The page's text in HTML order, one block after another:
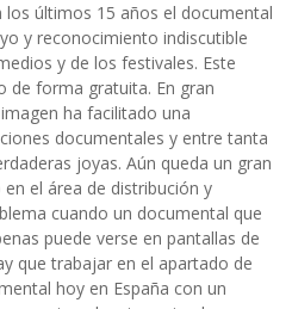
los últimos 15 años el documental
y reconocimiento indiscutible
y de los festivales. Este
de forma gratuita. En gran
ha facilitado una
documentales y entre tanta
joyas. Aún queda un gran
el área de distribución y
cuando un documental que
puede verse en pantallas de
que trabajar en el apartado de
hoy en España con un